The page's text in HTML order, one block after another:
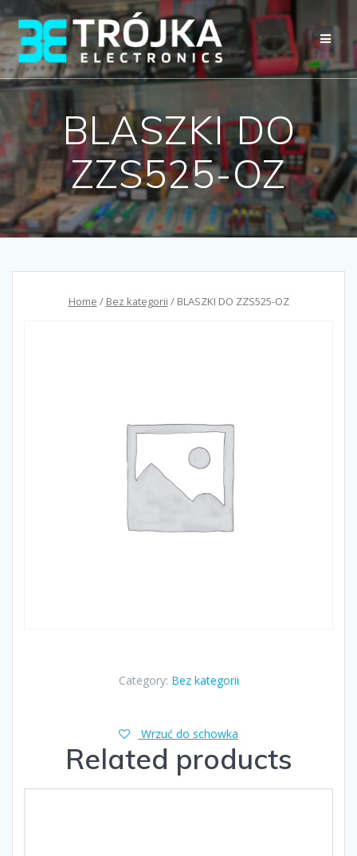
Przejdź
do
treści
BLASZKI DO
ZZS525-OZ
Home / Bez kategorii / BLASZKI DO ZZS525-OZ
Category: Bez kategorii
Wrzuć do schowka
Related products